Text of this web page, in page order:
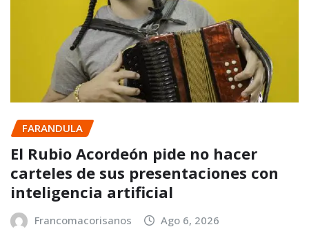
FARANDULA
El Rubio Acordeón pide no hacer
carteles de sus presentaciones con
inteligencia artificial
Francomacorisanos Ago 6, 2026